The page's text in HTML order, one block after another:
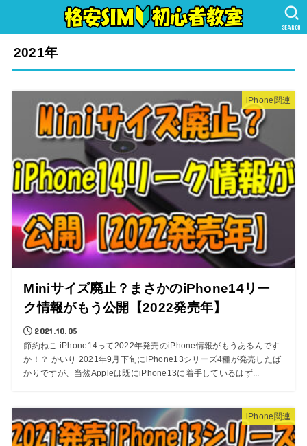
SEARCH
2021年
iPhone関連
Miniサイズ廃止？まさかのiPhone14リー
ク情報がもう公開【2022発売年】
2021.10.05
節約ねこ iPhone14って2022年発売のiPhone情報がもうあるんです
か！？ かいり 2021年9月下旬にiPhone13シリーズ4種が発売したば
かりですが、当然Appleは既にiPhone13に着手しているはず...
iPhone関連